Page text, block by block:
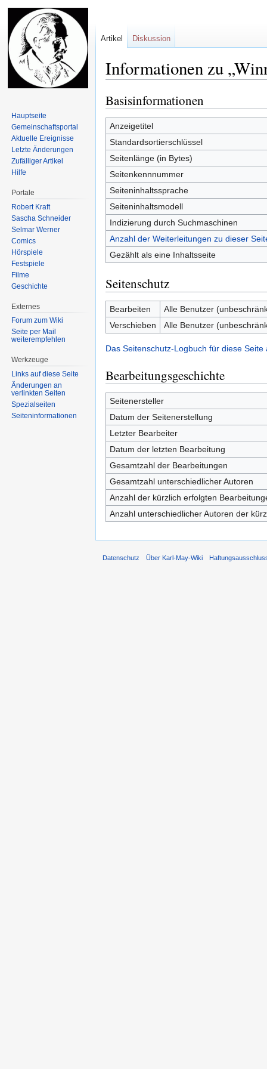
Informationen zu
Zur
Navigation
springen
Zur
Suche
springen
Basisinformationen
Anzeigetitel
Standardsortierschlüssel
Seitenlänge (in Bytes)
Seitenkennnummer
Seiteninhaltssprache
Seiteninhaltsmodell
Indizierung durch Suchmaschinen
Anzahl der Weiterleitungen zu dieser
Gezählt als eine Inhaltsseite
Seitenschutz
Bearbeiten
Alle Benutzer
Verschieben
Alle Benutzer
Das Seitenschutz-Logbuch für diese Seite
Bearbeitungsgeschichte
Seitenersteller
Datum der Seitenerstellung
Letzter Bearbeiter
Datum der letzten Bearbeitung
Gesamtzahl der Bearbeitungen
Gesamtzahl unterschiedlicher Autoren
Anzahl der kürzlich erfolgten
Anzahl unterschiedlicher Autoren der
Artikel Diskussion
Hauptseite
Gemeinschafts­portal
Aktuelle Ereignisse
Letzte Änderungen
Zufälliger Artikel
Hilfe
Portale
Robert Kraft
Sascha Schneider
Selmar Werner
Comics
Hörspiele
Festspiele
Filme
Geschichte
Externes
Forum zum Wiki
Seite per Mail
weiterempfehlen
Werkzeuge
Links auf diese Seite
Änderungen an
verlinkten Seiten
Spezialseiten
Seiten­informationen
Datenschutz Über Karl-May-Wiki